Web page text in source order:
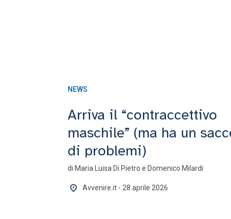
NEWS
Arriva il “contraccettivo
maschile” (ma ha un
di problemi)
di Maria Luisa Di Pietro e Domenico Milardi
Avvenire.it - 28 aprile 2026